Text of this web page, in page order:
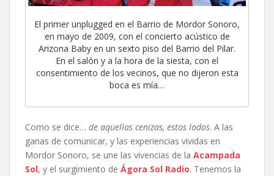
El primer unplugged en el Barrio de Mordor Sonoro,
en mayo de 2009, con el concierto acústico de
Arizona Baby en un sexto piso del Barrio del Pilar.
En el salón y a la hora de la siesta, con el
consentimiento de los vecinos, que no dijeron esta
boca es mía…
Como se dice… de aquellas cenizas, estos lodos. A las
ganas de comunicar, y las experiencias vividas en
Mordor Sonoro, se une las vivencias de la Acampada
Sol, y el surgimiento de Ágora Sol Radio. Tenemos la